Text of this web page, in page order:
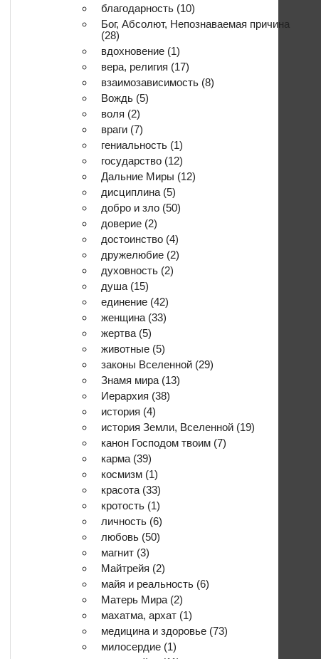
благодарность (10)
Бог, Абсолют, Непознаваемая причина
(28)
вдохновение (1)
вера, религия (17)
взаимозависимость (8)
Вождь (5)
воля (2)
враги (7)
гениальность (1)
государство (12)
Дальние Миры (12)
дисциплина (5)
добро и зло (50)
доверие (2)
достоинство (4)
дружелюбие (2)
духовность (2)
душа (15)
единение (42)
женщина (33)
жертва (5)
животные (5)
законы Вселенной (29)
Знамя мира (13)
Иерархия (38)
история (4)
история Земли, Вселенной (19)
канон Господом твоим (7)
карма (39)
космизм (1)
красота (33)
кротость (1)
личность (6)
любовь (50)
магнит (3)
Майтрейя (2)
майя и реальность (6)
Матерь Мира (2)
махатма, архат (1)
медицина и здоровье (73)
милосердие (1)